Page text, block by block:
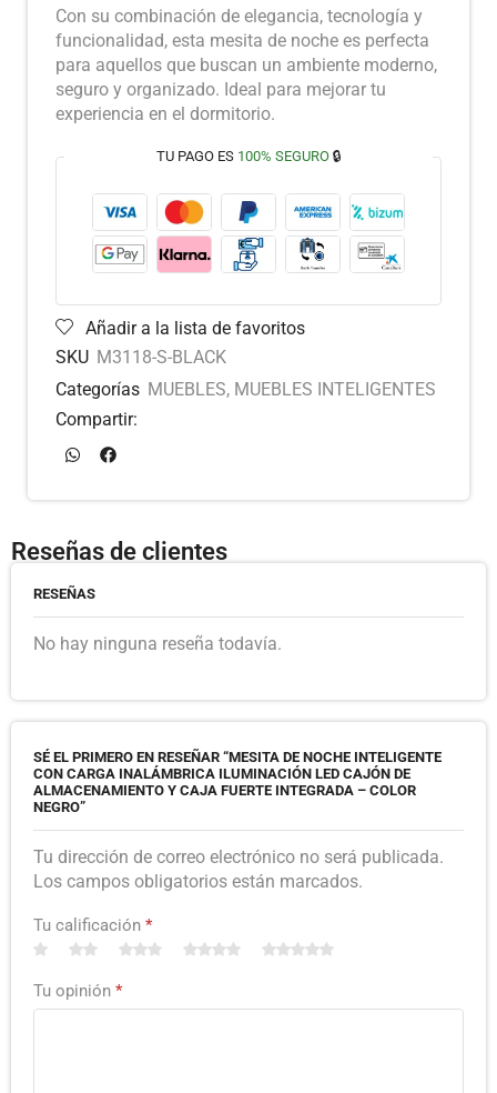
Con su combinación de elegancia, tecnología y
funcionalidad, esta mesita de noche es perfecta
para aquellos que buscan un ambiente moderno,
seguro y organizado. Ideal para mejorar tu
experiencia en el dormitorio.
TU PAGO ES 100% SEGURO🔒
Añadir a la lista de favoritos
SKU M3118-S-BLACK
Categorías MUEBLES, MUEBLES INTELIGENTES
Compartir:
Reseñas de clientes
RESEÑAS
No hay ninguna reseña todavía.
SÉ EL PRIMERO EN RESEÑAR “MESITA DE NOCHE INTELIGENTE
CON CARGA INALÁMBRICA ILUMINACIÓN LED CAJÓN DE
ALMACENAMIENTO Y CAJA FUERTE INTEGRADA – COLOR
NEGRO”
Tu dirección de correo electrónico no será publicada.
Los campos obligatorios están marcados.
Tu calificación *
Tu opinión *